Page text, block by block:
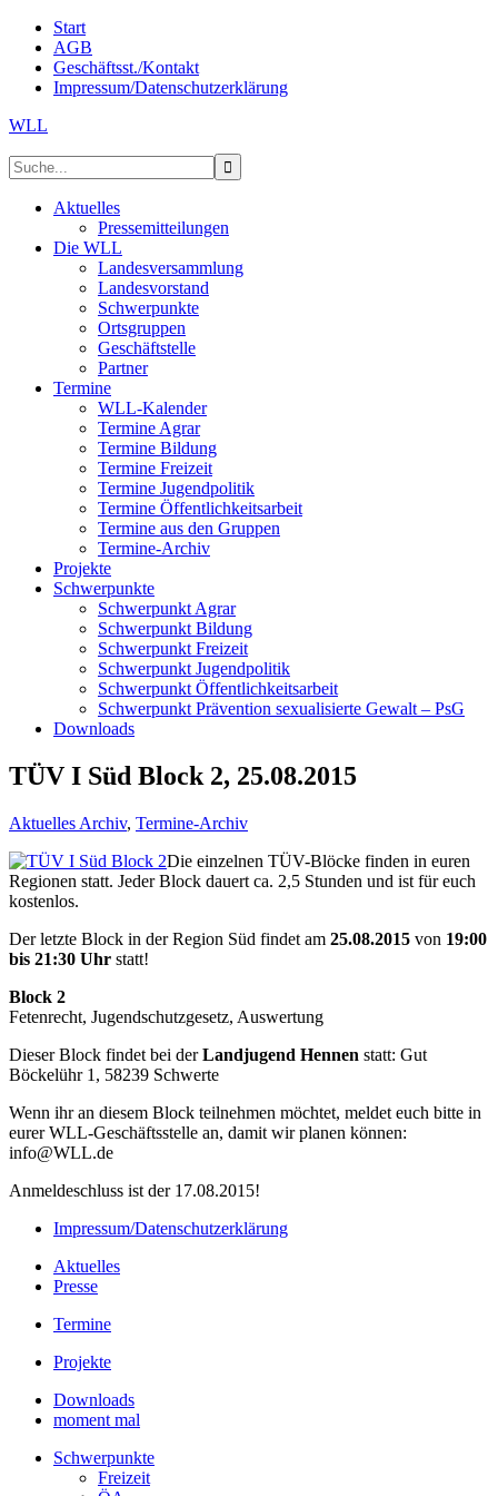
Start
AGB
Geschäftsst./Kontakt
Impressum/Datenschutzerklärung
WLL
Aktuelles
Pressemitteilungen
Die WLL
Landesversammlung
Landesvorstand
Schwerpunkte
Ortsgruppen
Geschäftstelle
Partner
Termine
WLL-Kalender
Termine Agrar
Termine Bildung
Termine Freizeit
Termine Jugendpolitik
Termine Öffentlichkeitsarbeit
Termine aus den Gruppen
Termine-Archiv
Projekte
Schwerpunkte
Schwerpunkt Agrar
Schwerpunkt Bildung
Schwerpunkt Freizeit
Schwerpunkt Jugendpolitik
Schwerpunkt Öffentlichkeitsarbeit
Schwerpunkt Prävention sexualisierte Gewalt – PsG
Downloads
TÜV I Süd Block 2, 25.08.2015
Aktuelles Archiv, Termine-Archiv
Die einzelnen TÜV-Blöcke finden in euren
Regionen statt. Jeder Block dauert ca. 2,5 Stunden und ist für euch
kostenlos.
Der letzte Block in der Region Süd findet am 25.08.2015 von 19:00
bis 21:30 Uhr statt!
Block 2
Fetenrecht, Jugendschutzgesetz, Auswertung
Dieser Block findet bei derLandjugend Hennen statt: Gut
Böckelühr 1, 58239 Schwerte
Wenn ihr an diesem Block teilnehmen möchtet, meldet euch bitte in
eurer WLL-Geschäftsstelle an, damit wir planen können:
info@WLL.de
Anmeldeschluss ist der 17.08.2015!
Impressum/Datenschutzerklärung
Aktuelles
Presse
Termine
Projekte
Downloads
moment mal
Schwerpunkte
Freizeit